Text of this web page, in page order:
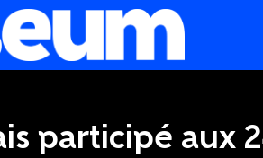
participé aux